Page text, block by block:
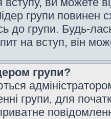
групи
до групи. Будь-
на вступ, він
групи?
групи, для